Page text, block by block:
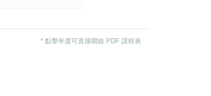
* 點擊年度可直接開啟 PDF 課程表